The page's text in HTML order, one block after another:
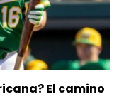
El camino